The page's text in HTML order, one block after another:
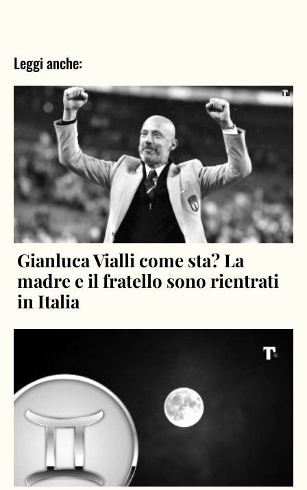
Leggi anche:
Gianluca Vialli come sta? La
madre e il fratello sono rientrati
in Italia